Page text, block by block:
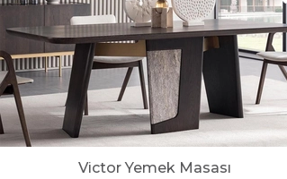
Victor Yemek Masası